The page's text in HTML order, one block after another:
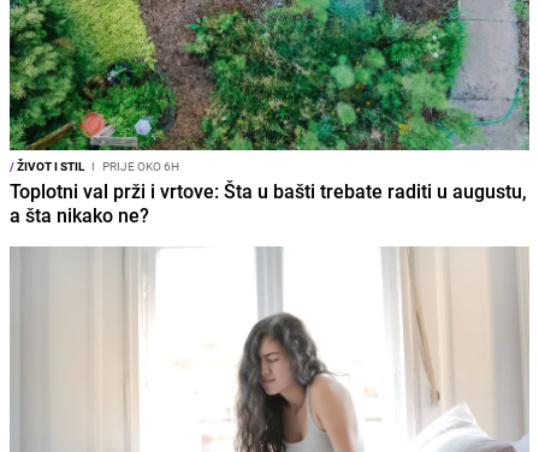
/ŽIVOT I STIL I PRIJE OKO 6H
Toplotni val prži i vrtove: Šta u bašti trebate raditi u augustu,
a šta nikako ne?